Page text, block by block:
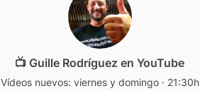
📺 Guille Rodríguez en YouTube
Vídeos nuevos: viernes y domingo · 21:30h